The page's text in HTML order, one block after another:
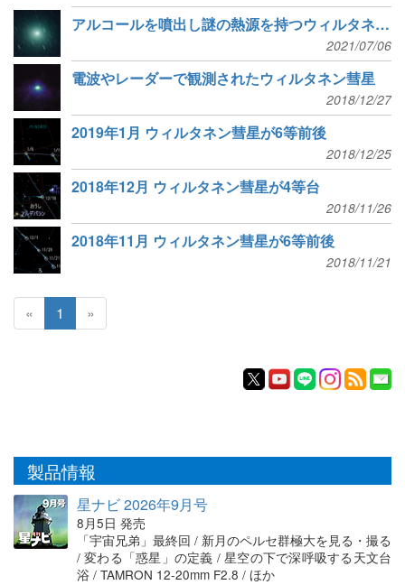
アルコールを噴出し謎の熱源を持つウィルタネン彗星
2021/07/06
電波やレーダーで観測されたウィルタネン彗星
2018/12/27
2019年1月 ウィルタネン彗星が6等前後
2018/12/25
2018年12月 ウィルタネン彗星が4等台
2018/11/26
2018年11月 ウィルタネン彗星が6等前後
2018/11/21
« 1 »
製品情報
星ナビ 2026年9月号
8月5日 発売
「宇宙兄弟」最終回 / 新月のペルセ群極大を見る・撮る
/ 変わる「惑星」の定義 / 星空の下で深呼吸する天文台
浴 / TAMRON 12-20mm F2.8 / ほか